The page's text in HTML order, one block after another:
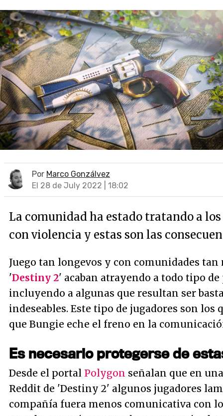
Por Marco Gonzálvez
El 28 de July 2022 | 18:02
La comunidad ha estado tratando a
con violencia y estas son las
Juego tan longevos y con comunidades tan
'Destiny 2' acaban atrayendo a todo tipo de
incluyendo a algunas que resultan ser
indeseables. Este tipo de jugadores son los
que Bungie eche el freno en la
Es necesario protegerse de
Desde el portal Polygon señalan que en
Reddit de 'Destiny 2' algunos jugadores
compañía fuera menos comunicativa con